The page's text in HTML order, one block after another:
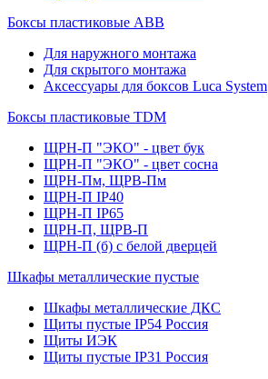
Боксы пластиковые ABB
Для наружного монтажа
Для скрытого монтажа
Аксессуары для боксов Luca System
Боксы пластиковые TDM
ЩРН-П "ЭКО" - цвет бук
ЩРН-П "ЭКО" - цвет сосна
ЩРН-Пм, ЩРВ-Пм
ЩРН-П IP40
ЩРН-П IP65
ЩРН-П, ЩРВ-П
ЩРН-П (б) с белой дверцей
Шкафы металлические пустые
Шкафы металлические ДКС
Щиты пустые IP54 Россия
Щиты ИЭК
Щиты пустые IP31 Россия